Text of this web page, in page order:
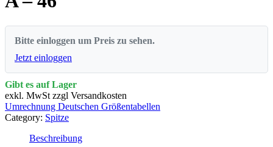
Bitte einloggen um Preis zu sehen.
Jetzt einloggen
Gibt es auf Lager
exkl. MwSt zzgl Versandkosten
Umrechnung Deutschen Größentabellen
Category: Spitze
Beschreibung